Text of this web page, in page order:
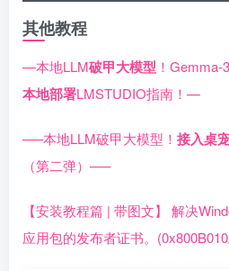
其他教程
—本地LLM破甲大模型 ！Gemma-
本地部署LMSTUDIO指南！—
—–本地LLM破甲大模型！ 接入桌
（第二弹）—–
【安装教程篇 | 带图文】 解决
应用包的发布者证书。